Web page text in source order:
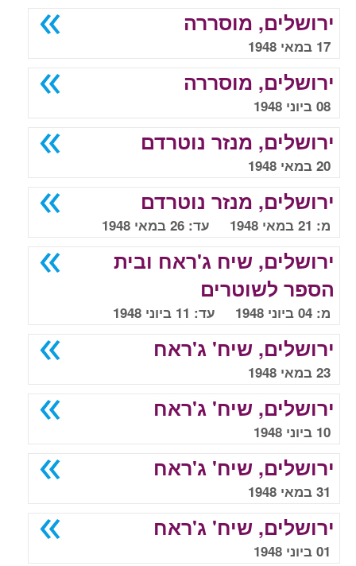
ירושלים, מוסררה
17 במאי 1948
ירושלים, מוסררה
08 ביוני 1948
ירושלים, מנזר נוטרדם
20 במאי 1948
ירושלים, מנזר נוטרדם
מ: 21 במאי 1948 עד: 26 במאי 1948
ירושלים, שיח ג'ראח ובית
הספר לשוטרים
מ: 04 ביוני 1948 עד: 11 ביוני 1948
ירושלים, שיח' ג'ראח
23 במאי 1948
ירושלים, שיח' ג'ראח
10 ביוני 1948
ירושלים, שיח' ג'ראח
31 במאי 1948
ירושלים, שיח' ג'ראח
01 ביוני 1948